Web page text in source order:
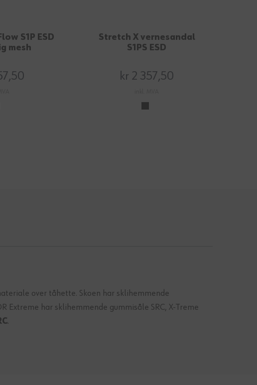
S1P ESD
mesh
Stretch X vernesandal
S1PS ESD
kr 2 357,50
over tåhette. Skoen har sklihemmende
har sklihemmende gummisåle SRC, X-Treme
.